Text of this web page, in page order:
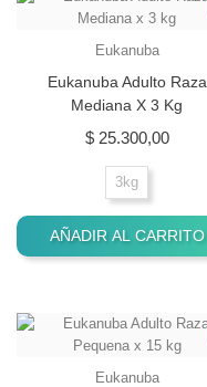
Eukanuba
Eukanuba Adulto Raza
Mediana X 3 Kg
$ 25.300,00Precio
3kg
AÑADIR AL CARRITO
Eukanuba